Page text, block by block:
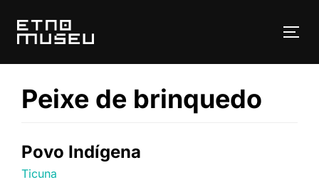
para
Peixe de brinquedo
Povo Indígena
Ticuna